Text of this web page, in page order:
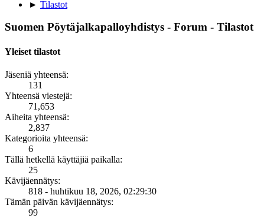
► Tilastot
Suomen Pöytäjalkapalloyhdistys - Forum - Tilastot
Yleiset tilastot
Jäseniä yhteensä:
131
Yhteensä viestejä:
71,653
Aiheita yhteensä:
2,837
Kategorioita yhteensä:
6
Tällä hetkellä käyttäjiä paikalla:
25
Kävijäennätys:
818 - huhtikuu 18, 2026, 02:29:30
Tämän päivän kävijäennätys:
99